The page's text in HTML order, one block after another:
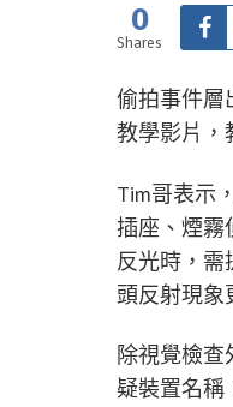
0
Shares
偷拍事件層
教學影片，
Tim哥表示
插座、煙霧
反光時，
頭反射現象
除視覺檢查
疑裝置名稱